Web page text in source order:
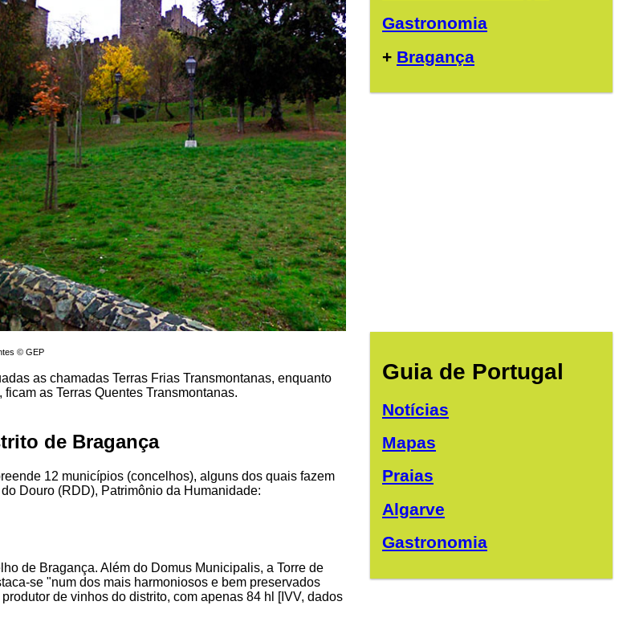
© GEP
as chamadas Terras Frias Transmontanas, enquanto
as Terras Quentes Transmontanas.
de Bragança
12 municípios (concelhos), alguns dos quais fazem
Douro (RDD), Patrimônio da Humanidade:
de Bragança. Além do Domus Municipalis, a Torre de
se "num dos mais harmoniosos e bem preservados
de vinhos do distrito, com apenas 84 hl [IVV, dados
Gastronomia
+ Bragança
Guia de Portugal
Notícias
Mapas
Praias
Algarve
Gastronomia